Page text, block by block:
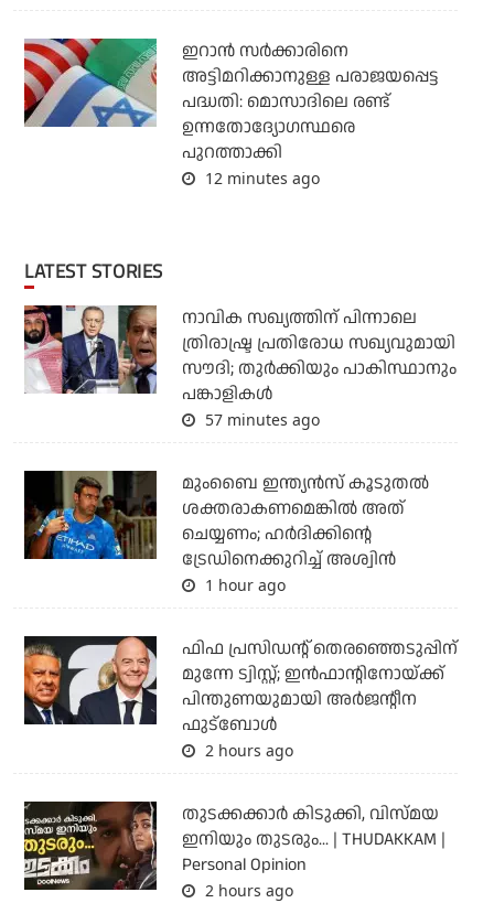
ഇറാന്‍ സര്‍ക്കാരിനെ
അട്ടിമറിക്കാനുള്ള പരാജയപ്പെട്ട
പദ്ധതി: മൊസാദിലെ രണ്ട്
ഉന്നതോദ്യോഗസ്ഥരെ
പുറത്താക്കി
12 minutes ago
LATEST STORIES
നാവിക സഖ്യത്തിന് പിന്നാലെ
ത്രിരാഷ്ട്ര പ്രതിരോധ സഖ്യവുമായി
സൗദി; തുര്‍ക്കിയും പാകിസ്ഥാനും
പങ്കാളികള്‍
57 minutes ago
മുംബൈ ഇന്ത്യന്‍സ് കൂടുതല്‍
ശക്തരാകണമെങ്കില്‍ അത്
ചെയ്യണം; ഹര്‍ദിക്കിന്റെ
ട്രേഡിനെക്കുറിച്ച് അശ്വിന്‍
1 hour ago
ഫിഫ പ്രസിഡന്റ് തെരഞ്ഞെടുപ്പിന്
മുന്നേ ട്വിസ്റ്റ്; ഇന്‍ഫാന്റിനോയ്ക്ക്
പിന്തുണയുമായി അര്‍ജന്റീന
ഫുട്‌ബോള്‍
2 hours ago
തുടക്കക്കാര്‍ കിടുക്കി, വിസ്മയ
ഇനിയും തുടരും... | THUDAKKAM |
Personal Opinion
2 hours ago